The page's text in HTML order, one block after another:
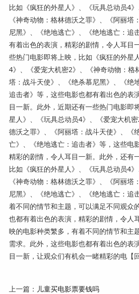
比如《疯狂的外星人》、《玩具总动员4》
《神奇动物：格林德沃之罪》、《阿丽塔
尼黑》、《绝地逃亡》、《绝地逃亡：追
有着出色的表演，精彩的剧情，令人耳目
些热门电影即将上映，比如《疯狂的外星
4》、《爱宠大机密2》、《神奇动物：格
塔：战斗天使》、《绝杀慕尼黑》、《绝
追击者》等，这些电影也都有着出色的表
目一新。此外，近期还有一些热门电影即
星人》、《玩具总动员4》、《爱宠大机
德沃之罪》、《阿丽塔：战斗天使》、《
亡》、《绝地逃亡：追击者》等，这些电
精彩的剧情，令人耳目一新。此外，还有
比如《疯狂的外星人》、《玩具总动员4》
《神奇动物：格林德沃之罪》、《阿丽塔
尼黑》、《绝地逃亡》、《绝地逃亡：追
着不同的情节和主题，可以满足不同观众
也都有着出色的表演，精彩的剧情，令人
映的电影种类繁多，有着不同的情节和主
需求。此外，这些电影也都有着出色的表
目一新，让观众们有机会一睹精彩的电【
上一篇： 儿童买电影票要钱吗